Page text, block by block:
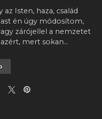
Isten, haza, család
én úgy módosítom,
zárójellel a nemzetet
mert sokan…